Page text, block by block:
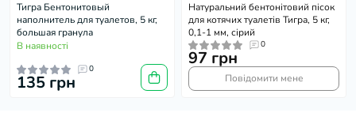
Тигра Бентонитовый
наполнитель для туалетов, 5 кг,
большая гранула
В наявності
0
135 грн
Натуральний бентонітовий пісок
для котячих туалетів Тигра, 5 кг,
0,1-1 мм, сірий
0
97 грн
Повідомити мене